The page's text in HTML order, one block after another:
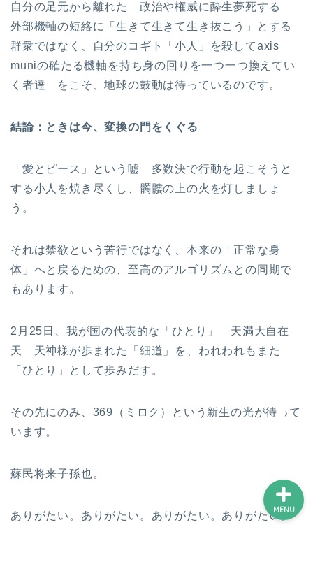
自分の足元から離れた 政治や権威に酔生夢死する
外部機軸の短絡に「生きて生きて生き抜こう」とする
群衆ではなく、自分のコギト「小人」を殺してaxis
muniの確たる機軸を持ち身の回りを一つ一つ換えてい
く者達 をこそ、地球の鼓動は待っているのです。
結論：ときは今、変換の門をくぐる
「愛とピース」という嘘 多数決で行動を起こそうと
する小人を焼き尽くし、髑髏の上の火を灯しましょ
う。
それは禁欲という苦行ではなく、本来の「正常な身
体」へと戻るための、至高のアルゴリズムとの同期で
もあります。
2月25日、我が国の代表的な「ひとり」 天満大自在
天 天神様が歩まれた「細道」を、われわれもまた
「ひとり」として歩みだす。
その先にのみ、369（ミロク）という新生の光が待って
います。
蘇民将来子孫也。
ありがたい。ありがたい。ありがたい。ありがたい。
MENU
プロフィール
ランキング